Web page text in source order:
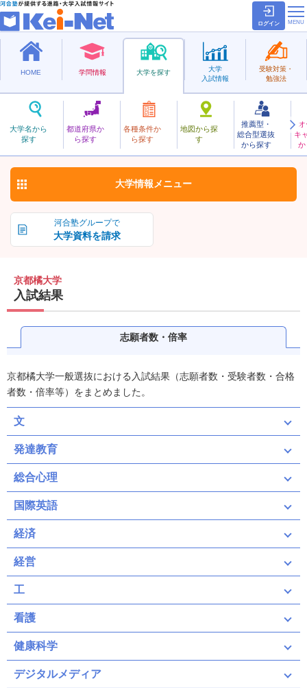
ログイン
HOME 学問情報 大学を探す
大学名から
探す
都道府県か
ら探す
各種条件か
ら探す
地図から探
す
推薦型・
総合型選抜
から探す
キ
か
大学
入試情報
受験対策・
勉強法
私立
きょうとたちばな
京都橘大学 お気に入り
河合塾グループで
大学資料を請求
大学情報 メニュー
京都橘大学
入試結果
志願者数・倍率
京都橘大学一般選抜における入試結果（志願者数・受験者数・合格
者数・倍率等）をまとめました。
文
発達教育
総合心理
国際英語
経済
経営
工
看護
健康科学
デジタルメディア